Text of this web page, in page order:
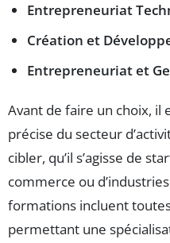
Entrepreneuriat
Création et
Entrepreneuriat et
Avant de faire un choix, il
précise du secteur
cibler, qu’il s’agisse de
commerce ou
formations incluent
permettant une